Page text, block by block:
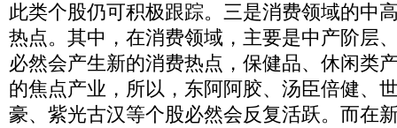
此类个股仍可积极跟踪。三是消费领域的中
热点。其中，在消费领域，主要是中产阶层
必然会产生新的消费热点，保健品、休闲类
的焦点产业，所以，东阿阿胶、汤臣倍健、
豪、紫光古汉等个股必然会反复活跃。而在